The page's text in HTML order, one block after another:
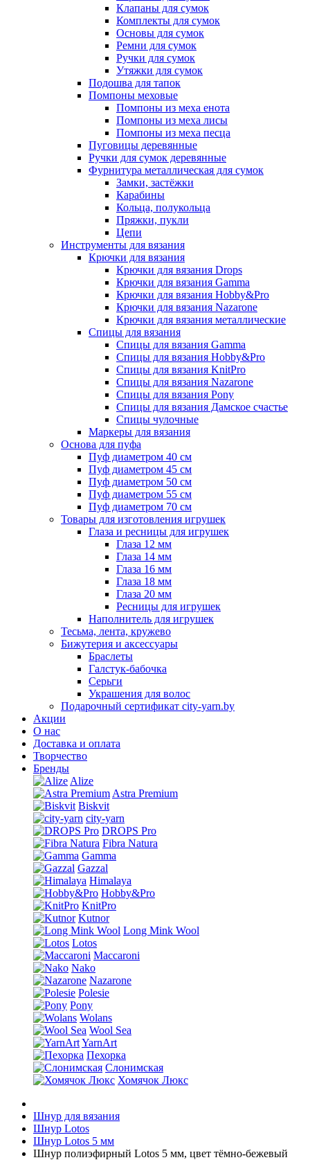
Клапаны для сумок
Комплекты для сумок
Основы для сумок
Ремни для сумок
Ручки для сумок
Утяжки для сумок
Подошва для тапок
Помпоны меховые
Помпоны из меха енота
Помпоны из меха лисы
Помпоны из меха песца
Пуговицы деревянные
Ручки для сумок деревянные
Фурнитура металлическая для сумок
Замки, застёжки
Карабины
Кольца, полукольца
Пряжки, пукли
Цепи
Инструменты для вязания
Крючки для вязания
Крючки для вязания Drops
Крючки для вязания Gamma
Крючки для вязания Hobby&Pro
Крючки для вязания Nazarone
Крючки для вязания металлические
Спицы для вязания
Спицы для вязания Gamma
Спицы для вязания Hobby&Pro
Спицы для вязания KnitPro
Спицы для вязания Nazarone
Спицы для вязания Pony
Спицы для вязания Дамское счастье
Спицы чулочные
Маркеры для вязания
Основа для пуфа
Пуф диаметром 40 см
Пуф диаметром 45 см
Пуф диаметром 50 см
Пуф диаметром 55 см
Пуф диаметром 70 см
Товары для изготовления игрушек
Глаза и ресницы для игрушек
Глаза 12 мм
Глаза 14 мм
Глаза 16 мм
Глаза 18 мм
Глаза 20 мм
Ресницы для игрушек
Наполнитель для игрушек
Тесьма, лента, кружево
Бижутерия и аксессуары
Браслеты
Галстук-бабочка
Серьги
Украшения для волос
Подарочный сертификат city-yarn.by
Акции
О нас
Доставка и оплата
Творчество
Бренды
Alize
Astra Premium
Biskvit
city-yarn
DROPS Pro
Fibra Natura
Gamma
Gazzal
Himalaya
Hobby&Pro
KnitPro
Kutnor
Long Mink Wool
Lotos
Maccaroni
Nako
Nazarone
Polesie
Pony
Wolans
Wool Sea
YarnArt
Пехорка
Слонимская
Хомячок Люкс
Шнур для вязания
Шнур Lotos
Шнур Lotos 5 мм
Шнур полиэфирный Lotos 5 мм, цвет тёмно-бежевый